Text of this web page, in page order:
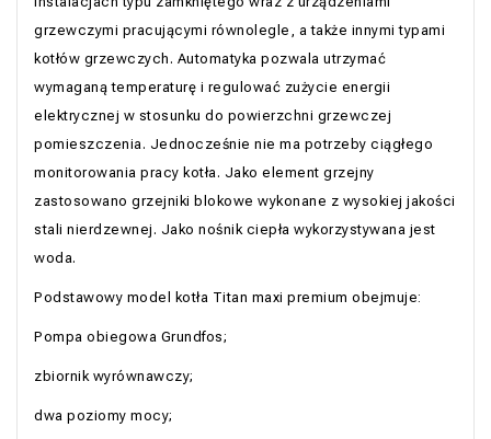
grzewczymi pracującymi równolegle, a także innymi typami
kotłów grzewczych. Automatyka pozwala utrzymać
wymaganą temperaturę i regulować zużycie energii
elektrycznej w stosunku do powierzchni grzewczej
pomieszczenia. Jednocześnie nie ma potrzeby ciągłego
monitorowania pracy kotła. Jako element grzejny
zastosowano grzejniki blokowe wykonane z wysokiej jakości
stali nierdzewnej. Jako nośnik ciepła wykorzystywana jest
woda.
Podstawowy model kotła Titan maxi premium obejmuje:
Pompa obiegowa Grundfos;
zbiornik wyrównawczy;
dwa poziomy mocy;